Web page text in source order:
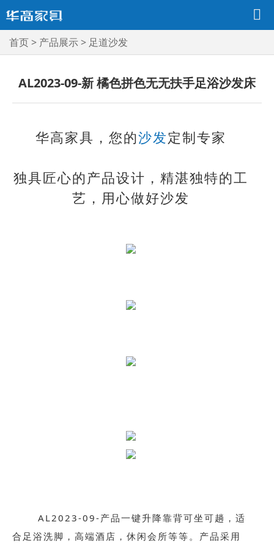
首页> 产品展示> 足道沙发
AL2023-09-新 橘色拼色无无扶手足浴沙发床
华高家具，您的沙发定制专家
独具匠心的产品设计，精湛独特的工
艺，用心做好沙发
AL2023-09-产品一键升降靠背可坐可趟，适
合足浴洗脚，高端酒店，休闲会所等等。产品采用